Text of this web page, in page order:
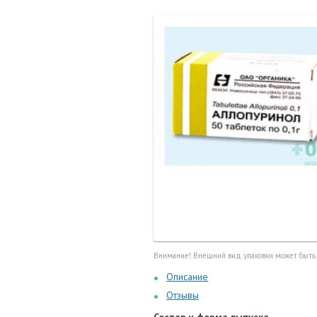
Мед.
Очки
Перчатки,
Тесты,
Шприцы,
Внимание! Внешний вид упаковки может
Описание
Отзывы